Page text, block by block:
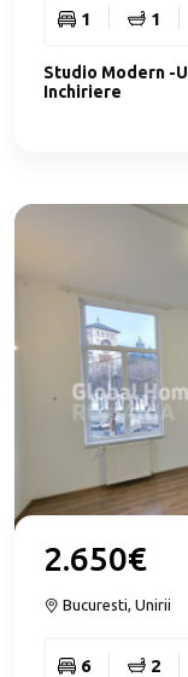
1 1
Studio Modern -
Inchiriere
2.650€
Bucuresti, Unirii
6 2